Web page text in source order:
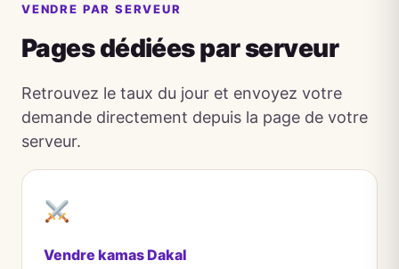
VENDRE PAR SERVEUR
Pages dédiées par serveur
Retrouvez le taux du jour et envoyez votre
demande directement depuis la page de votre
serveur.
Vendre kamas Dakal